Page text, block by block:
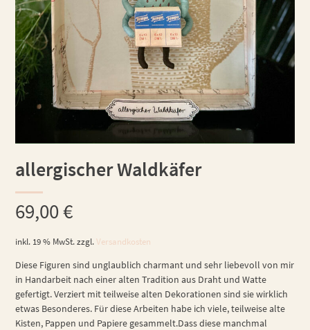
allergischer Waldkäfer
69,00€
inkl. 19 % MwSt. zzgl.Versandkosten
Diese Figuren sind unglaublich charmant und sehr liebevoll von mir
in Handarbeit nach einer alten Tradition aus Draht und Watte
gefertigt. Verziert mit teilweise alten Dekorationen sind sie wirklich
etwas Besonderes. Für diese Arbeiten habe ich viele, teilweise alte
Kisten, Pappen und Papiere gesammelt.Dass diese manchmal